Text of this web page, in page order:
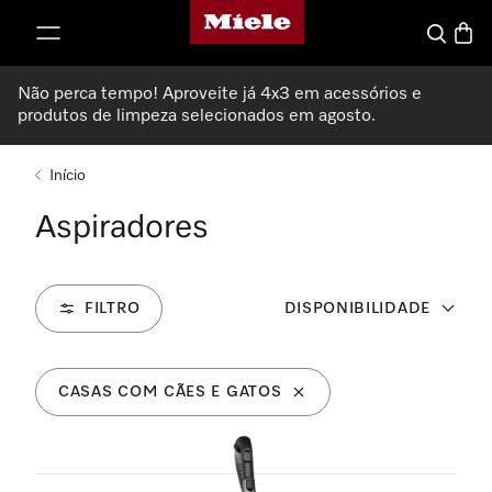
Página principal da Miele
Pesquisa
Não perca tempo! Aproveite já 4x3 em acessórios e
produtos de limpeza selecionados em agosto.
Início
Aspiradores
FILTRO DISPONIBILIDADE
CASAS COM CÃES E GATOS